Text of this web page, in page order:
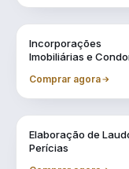
Incorporações
Imobiliárias e
Comprar agora
Elaboração de
Perícias